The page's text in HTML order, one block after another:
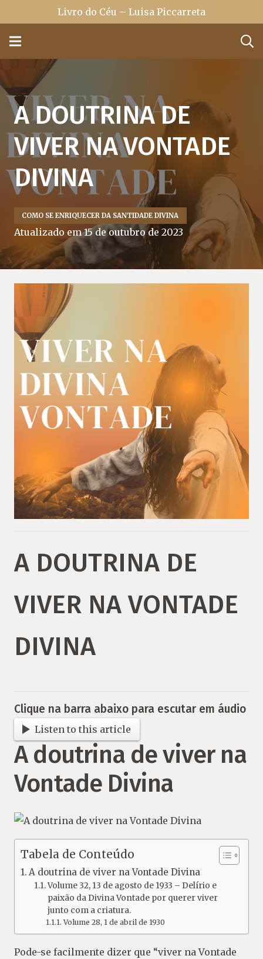
Livro do Céu – Luisa Piccarreta
A DOUTRINA DE
VIVER NA VONTADE
DIVINA
COMO SE ENRIQUECER DA SANTIDADE DIVINA
Atualizado em15 de outubro de 2023
A DOUTRINA DE
VIVER NA VONTADE
DIVINA
Clique na barra abaixo para escutar em áudio
Listen to this article
A doutrina de viver na
Vontade Divina
Tabela de Conteúdo
A doutrina de viver na Vontade Divina
Volume 32, 13 de agosto de 1933 – Delírio e
paixão da Divina Vontade por querer viver
junto com a criatura.
Volume 28, 1 de abril de 1930
Pode-se facilmente dizer que “viver na Vontade